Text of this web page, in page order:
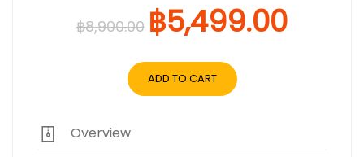
฿8,900.00 ฿5,499.00
ADD TO CART
Overview